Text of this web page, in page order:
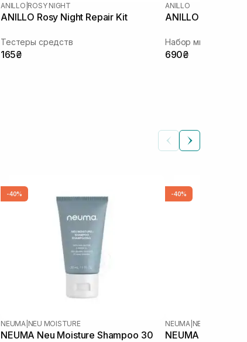
ANILLO ROSY NIGHT
ANILLO Rosy Night Repair Kit
Тестеры средств
165₴
ANILLO
ANILLO Hair
Набор миниатюр
690₴
-40%
NEUMA| NEU MOISTURE
NEUMA Neu Moisture Shampoo 30
-40%
NEUMA| NEU MOISTURE
NEUMA Neu